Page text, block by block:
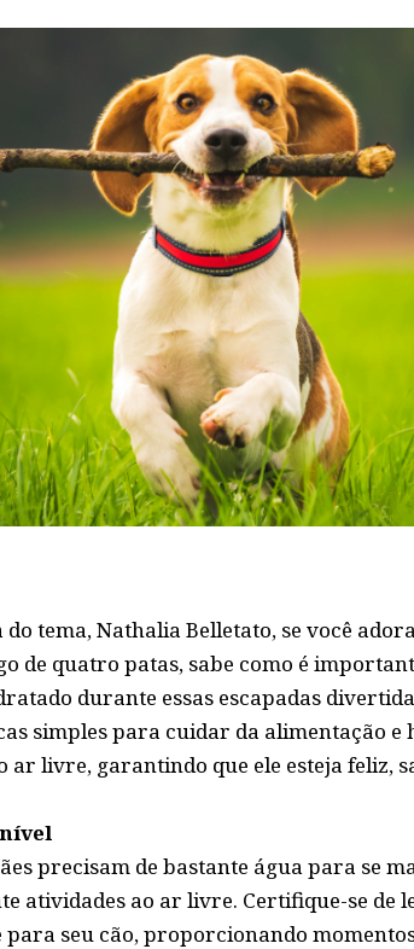
do tema, Nathalia Belletato, se você
de quatro patas, sabe como é
durante essas escapadas
simples para cuidar da alimentação e
ar livre, garantindo que ele esteja feliz,
precisam de bastante água para se
atividades ao ar livre. Certifique-se de
seu cão, proporcionando